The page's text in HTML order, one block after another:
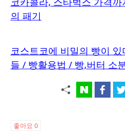
의 패기
코스트코에 비밀의 빵이 있
들 / 빵활용법 / 빵,버터 소
좋아요 0